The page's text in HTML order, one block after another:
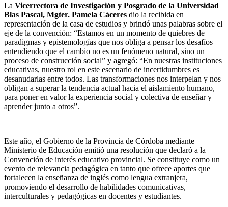
La Vicerrectora de Investigación y Posgrado de la Universidad
Blas Pascal, Mgter. Pamela Cáceres dio la recibida en
representación de la casa de estudios y brindó unas palabras sobre el
eje de la convención: “Estamos en un momento de quiebres de
paradigmas y epistemologías que nos obliga a pensar los desafíos
entendiendo que el cambio no es un fenómeno natural, sino un
proceso de construcción social” y agregó: “En nuestras instituciones
educativas, nuestro rol en este escenario de incertidumbres es
desanudarlas entre todos. Las transformaciones nos interpelan y nos
obligan a superar la tendencia actual hacia el aislamiento humano,
para poner en valor la experiencia social y colectiva de enseñar y
aprender junto a otros”.
Este año, el Gobierno de la Provincia de Córdoba mediante
Ministerio de Educación emitió una resolución que declaró a la
Convención de interés educativo provincial. Se constituye como un
evento de relevancia pedagógica en tanto que ofrece aportes que
fortalecen la enseñanza de inglés como lengua extranjera,
promoviendo el desarrollo de habilidades comunicativas,
interculturales y pedagógicas en docentes y estudiantes.